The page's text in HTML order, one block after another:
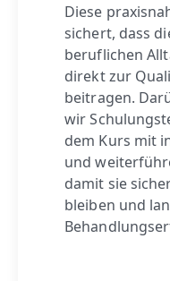
Diese
sichert, dass
beruflichen
direkt zur
beitragen.
wir
dem Kurs mit
und
damit sie
bleiben und